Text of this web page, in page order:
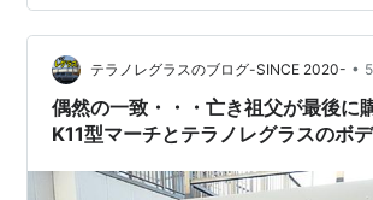
石”と称されるほど、錦鯉の芸術的価値は
います。また、錦鯉は穏やかな性格で、
りどりの姿は 平和をイメージさせるもの
入り口を入ると、「鯉仙人」の…
テラノレグラスのブログ-SINCE 2020- •
偶然の一致・・・亡き祖父が最後に
K11型マーチとテラノレグラスのボ
の思い出写真（前編：2004-2005